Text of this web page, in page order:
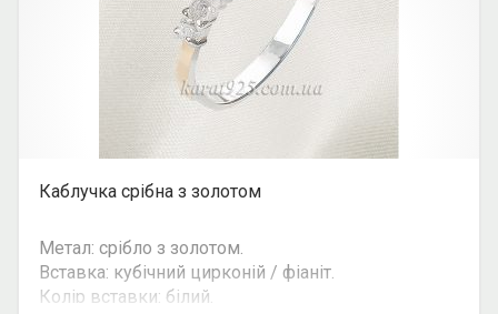
Каблучка срібна з золотом
Метал: срібло з золотом.
Вставка: кубічний цирконій / фіаніт.
Колір вставки: білий.